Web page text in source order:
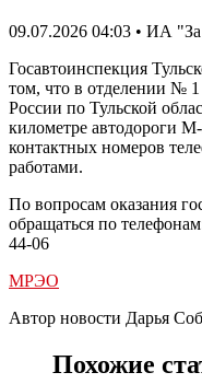
09.07.2026 04:03 • ИА
Госавтоинспекция
том, что в отделении
России по Тульской
километре
контактных номеров
работами.
По вопросам оказания
обращаться по
44-06
МРЭО
Автор новости Дарья
Похожие